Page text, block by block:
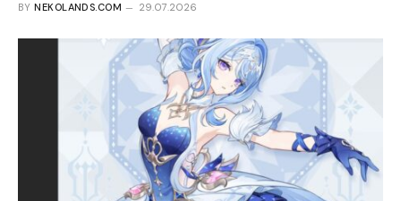
BY NEKOLANDS.COM 29.07.2026